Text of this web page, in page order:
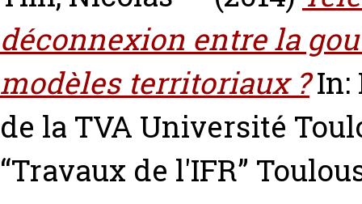
déconnexion entre la
modèles territoriaux ?In:
de la TVA Université
“Travaux de l'IFR”